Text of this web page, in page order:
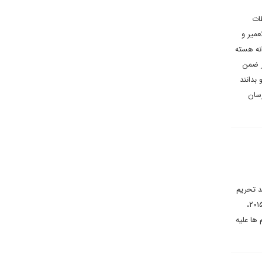
و
هسته
ضمن
تحریم
ها علیه ایران بودند؛ آمریکا روی این استدلال حقوقی شرط بسته که به رغم خروج دولت ترامپ از توافق هسته ای سال ۲۰۱۵،
ها علیه